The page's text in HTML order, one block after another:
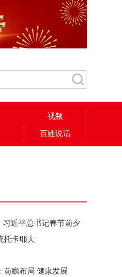
视频
百姓说话
近平总书记春节前夕
众纪实
托卡耶夫
前瞻布局 健康发展